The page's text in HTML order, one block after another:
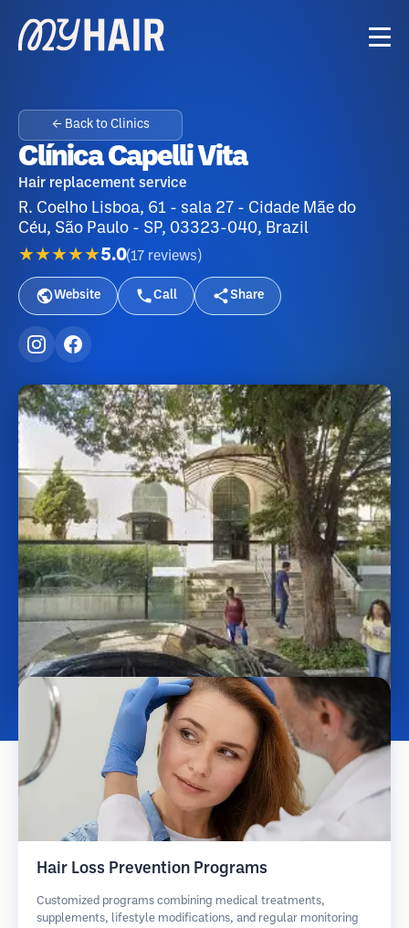
← Back to Clinics
Clínica Capelli Vita
Hair replacement service
R. Coelho Lisboa, 61 - sala 27 - Cidade Mãe do
Céu, São Paulo - SP, 03323-040, Brazil
★★★★★5.0(17 reviews )
Website Call Share
Hair Loss Prevention Programs
Customized programs combining medical treatments,
supplements, lifestyle modifications, and regular monitoring